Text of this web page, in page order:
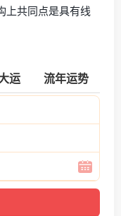
上共同点是具有线
运 流年运势